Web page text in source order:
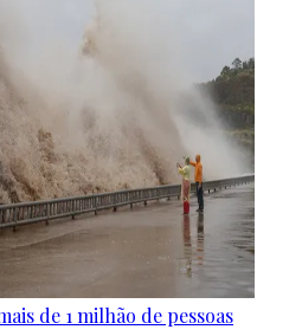
de 1 milhão de pessoas